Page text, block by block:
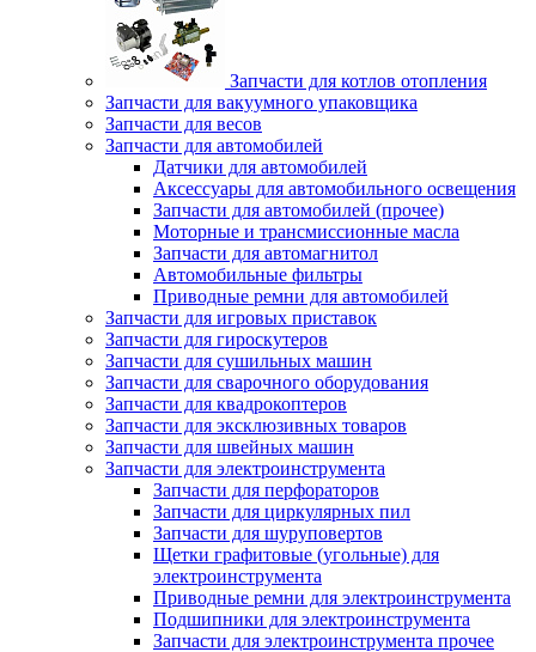
Запчасти для котлов отопления
Запчасти для вакуумного упаковщика
Запчасти для весов
Запчасти для автомобилей
Датчики для автомобилей
Аксессуары для автомобильного освещения
Запчасти для автомобилей (прочее)
Моторные и трансмиссионные масла
Запчасти для автомагнитол
Автомобильные фильтры
Приводные ремни для автомобилей
Запчасти для игровых приставок
Запчасти для гироскутеров
Запчасти для сушильных машин
Запчасти для сварочного оборудования
Запчасти для квадрокоптеров
Запчасти для эксклюзивных товаров
Запчасти для швейных машин
Запчасти для электроинструмента
Запчасти для перфораторов
Запчасти для циркулярных пил
Запчасти для шуруповертов
Щетки графитовые (угольные) для
электроинструмента
Приводные ремни для электроинструмента
Подшипники для электроинструмента
Запчасти для электроинструмента прочее